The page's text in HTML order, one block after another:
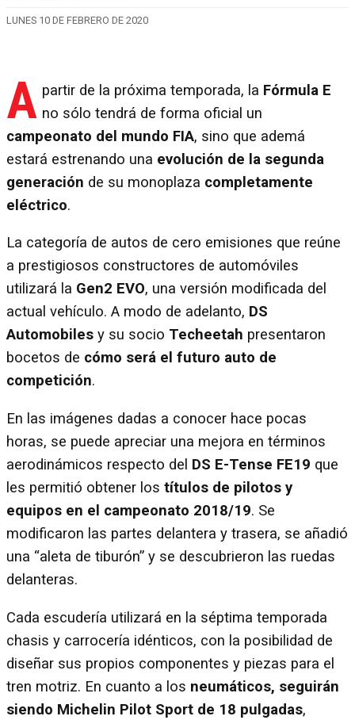
LUNES 10 DE FEBRERO DE 2020
A partir de la próxima temporada, la Fórmula E
no sólo tendrá de forma oficial un
campeonato del mundo FIA, sino que ademá
estará estrenando una evolución de la segunda
generación de su monoplaza completamente
eléctrico.
La categoría de autos de cero emisiones que reúne
a prestigiosos constructores de automóviles
utilizará la Gen2 EVO, una versión modificada del
actual vehículo. A modo de adelanto, DS
Automobiles y su socio Techeetah presentaron
bocetos de cómo será el futuro auto de
competición.
En las imágenes dadas a conocer hace pocas
horas, se puede apreciar una mejora en términos
aerodinámicos respecto del DS E-Tense FE19 que
les permitió obtener los títulos de pilotos y
equipos en el campeonato 2018/19. Se
modificaron las partes delantera y trasera, se añadió
una “aleta de tiburón” y se descubrieron las ruedas
delanteras.
Cada escudería utilizará en la séptima temporada
chasis y carrocería idénticos, con la posibilidad de
diseñar sus propios componentes y piezas para el
tren motriz. En cuanto a los neumáticos, seguirán
siendo Michelin Pilot Sport de 18 pulgadas,